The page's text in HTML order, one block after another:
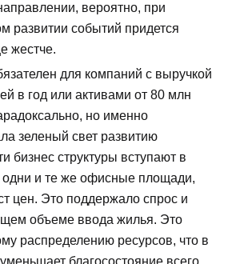
вероятно, при
развитии событий придется
жестче.
для компаний с выручкой
в год или активами от 80 млн
но именно
зеленый свет развитию
бизнес структуры вступают в
одни и те же офисные площади,
цен. Это поддержало спрос и
объеме ввода жилья. Это
распределению ресурсов, что в
благосостояние всего